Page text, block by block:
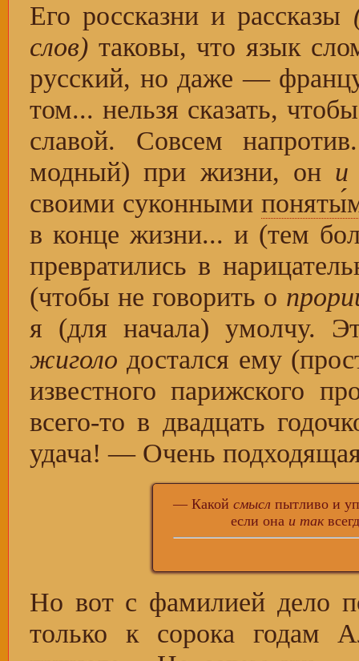
Его россказни и рассказы
слов) таковы, что язык
русский, но даже —
том... нельзя сказать,
славой. Совсем
модный) при жизни, он и
своими суконными
в конце жизни... и (тем
превратились в
(чтобы не говорить о
я (для начала) умолчу.
жиголо достался ему
известного парижского
всего-то в двадцать
удача! — Очень
— Какой смысл пытливо и
если она и так
Но вот с фамилией дело
только к сорока годам